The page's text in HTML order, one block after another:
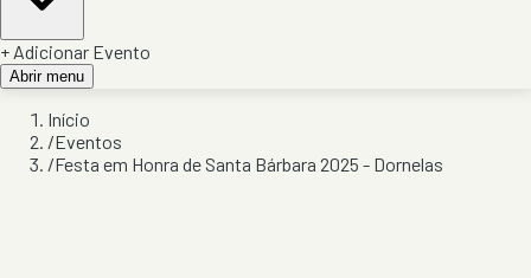
+ Adicionar Evento
Abrir menu
Início
/Eventos
/Festa em Honra de Santa Bárbara 2025 - Dornelas